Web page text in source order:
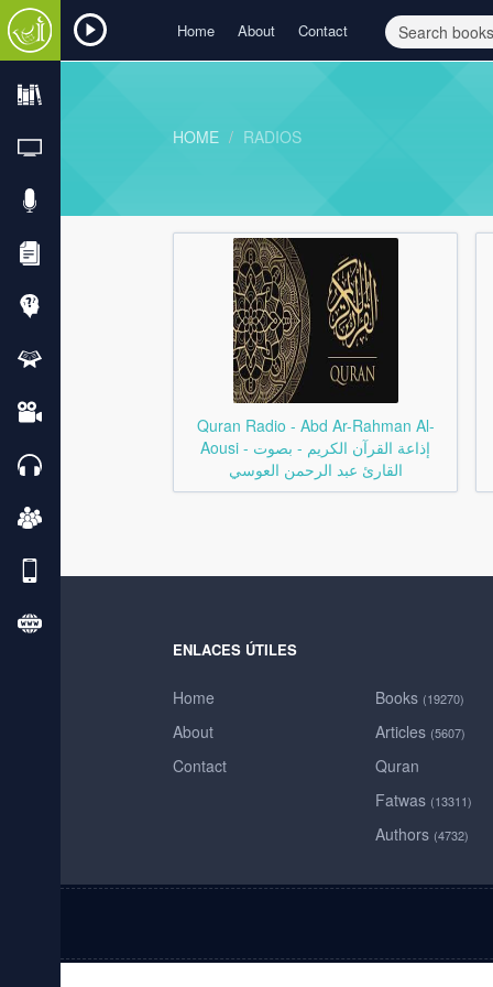
Home About Contact
HOME RADIOS
Quran Radio - Abd Ar-Rahman Al-
Aousi - إذاعة القرآن الكريم - بصوت
القارئ عبد الرحمن العوسي
ENLACES ÚTILES
Home
About
Contact
Books (19270)
Articles (5607)
Quran
Fatwas (13311)
Authors (4732)